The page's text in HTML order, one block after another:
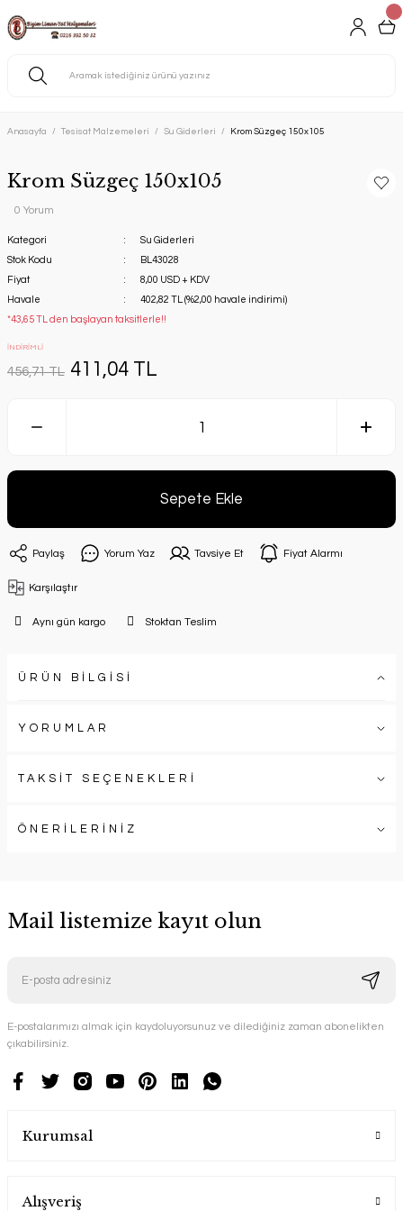
Anasayfa Tesisat Malzemeleri Su Giderleri Krom Süzgeç 150x105
Krom Süzgeç 150x105
0 Yorum
Kategori
Su Giderleri
Stok Kodu
BL43028
Fiyat
8,00 USD + KDV
Havale
402,82 TL (%2,00 havale indirimi)
*43,65 TL den başlayan taksitlerle!!
İNDİRİMLİ
456,71 TL 411,04 TL
Sepete Ekle
Paylaş Yorum Yaz Tavsiye Et Fiyat Alarmı
Karşılaştır
Aynı gün kargo Stoktan Teslim
ÜRÜN BİLGİSİ
YORUMLAR
TAKSİT SEÇENEKLERİ
ÖNERİLERİNİZ
Mail listemize kayıt olun
E-postalarımızı almak için kaydoluyorsunuz ve dilediğiniz zaman abonelikten
çıkabilirsiniz.
Kurumsal
Alışveriş